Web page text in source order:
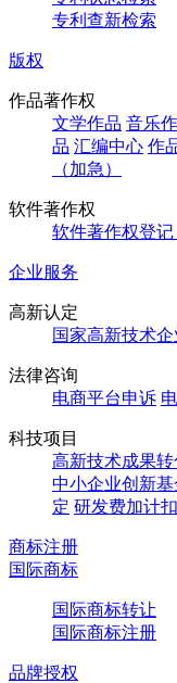
专利查新检索
版权
作品著作权
文学作品 音乐
品 汇编中心 作
（加急）
软件著作权
软件著作权登记
企业服务
高新认定
国家高新技术
法律咨询
电商平台申诉
科技项目
高新技术成果转
中小企业创新基
定 研发费加计
商标注册
国际商标
国际商标转让
国际商标注册
品牌授权